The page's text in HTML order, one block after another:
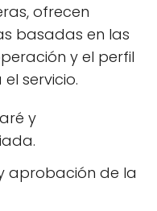
ofrecen
basadas en las
y el perfil
servicio.
y
aprobación de la